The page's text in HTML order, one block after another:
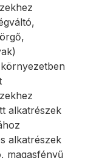
alkatrészek
alkatrészek
magasfényű